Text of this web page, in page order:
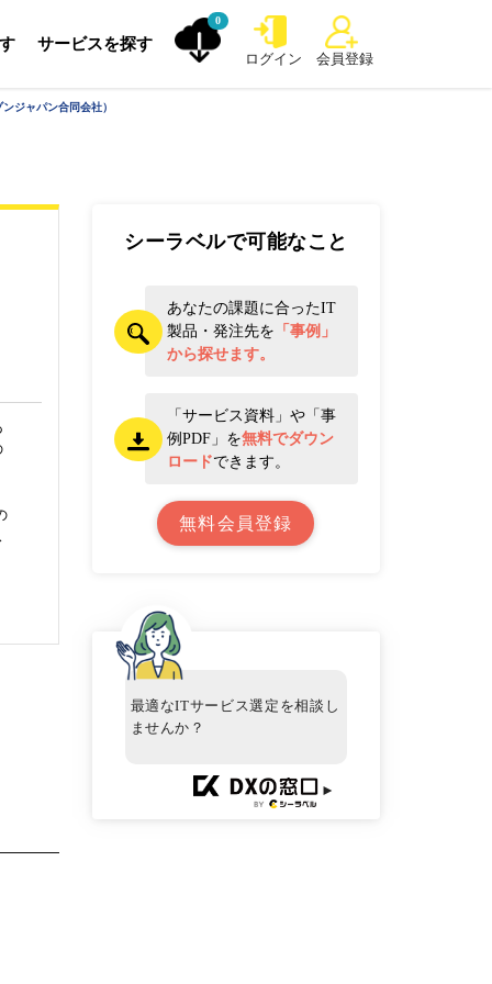
サービスを探す
0
ログイン 会員登録
ジャパン合同会社）
シーラベルで可能なこと
あなたの課題に合ったIT
製品・発注先を 「事例」
から探せます。
「サービス資料」や「事
例PDF」を無料でダウン
ロードできます。
無料会員登録
最適なITサービス選定を相談し
ませんか？
►